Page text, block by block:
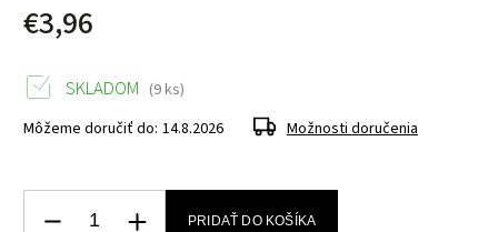
€3,96
SKLADOM (9 ks)
Môžeme doručiť do: 14.8.2026 Možnosti doručenia
PRIDAŤ DO KOŠÍKA